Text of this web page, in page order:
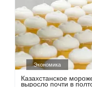
Экономика
Казахстанское
выросло почти в